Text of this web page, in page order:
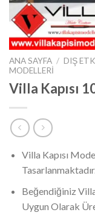
ANA SAYFA / DIŞ
MODELLERI
Villa Kapısı
Villa Kapısı
Beğendiğiniz
Uygun Olarak